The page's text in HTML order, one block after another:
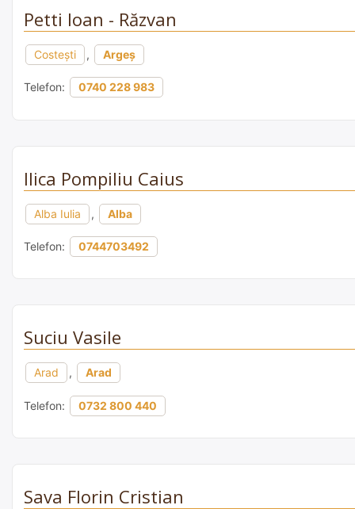
Petti Ioan - Răzvan
Costești , Argeș
Telefon: 0740 228 983
Ilica Pompiliu Caius
Alba Iulia , Alba
Telefon: 0744703492
Suciu Vasile
Arad , Arad
Telefon: 0732 800 440
Sava Florin Cristian